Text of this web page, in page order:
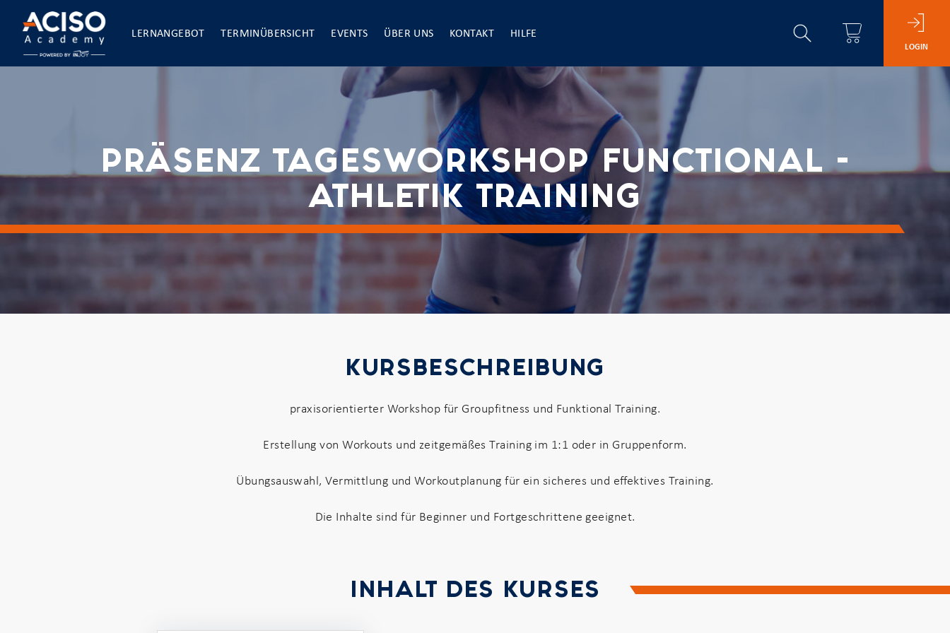
LERNANGEBOT TERMINÜBERSICHT EVENTS ÜBER UNS KONTAKT HILFE
LOGIN
PRÄSENZ TAGESWORKSHOP FUNCTIONAL -
ATHLETIK TRAINING
KURSBESCHREIBUNG
praxisorientierter Workshop für Groupfitness und Funktional Training.
Erstellung von Workouts und zeitgemäßes Training im 1:1 oder in Gruppenform.
Übungsauswahl, Vermittlung und Workoutplanung für ein sicheres und effektives Training.
Die Inhalte sind für Beginner und Fortgeschrittene geeignet.
INHALT DES KURSES